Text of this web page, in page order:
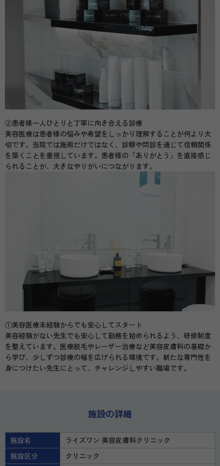
②患者様一人ひとりと丁寧に向き合える診療
美容医療は患者様の悩みや希望をしっかり理解することが何より大
切です。当院では施術だけではなく、診察や問診を通じて信頼関係
を築くことを重視しています。患者様の「ありがとう」を直接感じ
られることが、大きなやりがいにつながります。
①美容医療未経験からでも安心してスタート
美容経験がない先生でも安心して勤務を始められるよう、研修制度
を整えています。医療脱毛やレーザー治療など美容皮膚科の基礎か
ら学び、少しずつ診療の幅を広げられる環境です。新たな専門性を
身につけたい先生にとって、チャレンジしやすい職場です。
施設の詳細
施設名
ライズワン 美容皮膚科クリニック
施設区分
クリニック